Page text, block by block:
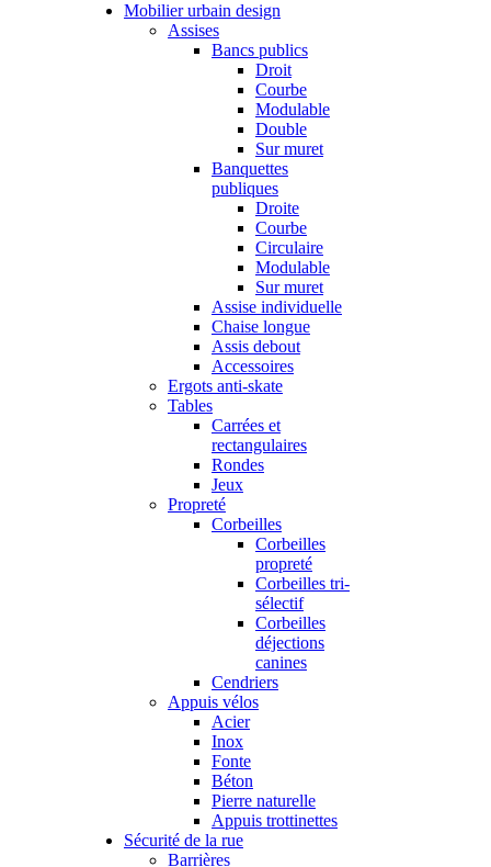
Mobilier urbain design
Assises
Bancs publics
Droit
Courbe
Modulable
Double
Sur muret
Banquettes
publiques
Droite
Courbe
Circulaire
Modulable
Sur muret
Assise individuelle
Chaise longue
Assis debout
Accessoires
Ergots anti-skate
Tables
Carrées et
rectangulaires
Rondes
Jeux
Propreté
Corbeilles
Corbeilles
propreté
Corbeilles tri-
sélectif
Corbeilles
déjections
canines
Cendriers
Appuis vélos
Acier
Inox
Fonte
Béton
Pierre naturelle
Appuis trottinettes
Sécurité de la rue
Barrières